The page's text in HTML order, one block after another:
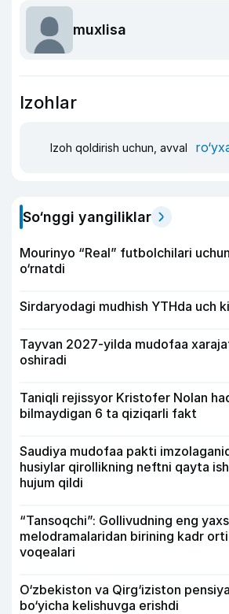
muxlisa
Izohlar
Izoh qoldirish uchun, avval
So‘nggi yangiliklar
Mourinyo “Real” futbolchilari
o‘rnatdi
Sirdaryodagi mudhish YTHda uch
Tayvan 2027-yilda mudofaa
oshiradi
Taniqli rejissyor Kristofer Nolan
bilmaydigan 6 ta qiziqarli fakt
Saudiya mudofaa pakti
husiylar qirollikning neftni qayta
hujum qildi
“Tansoqchi”: Gollivudning eng
melodramalaridan birining kadr
voqealari
O‘zbekiston va Qirg‘iziston
bo‘yicha kelishuvga erishdi